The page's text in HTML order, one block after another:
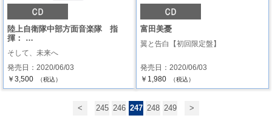
陸上自衛隊中部方面音楽隊 指
揮： …
そして、未来へ
発売日：2020/06/03
￥3,500
（税込）
富田美憂
翼と告白【初回限定盤】
発売日：2020/06/03
￥1,980
（税込）
< 245 246 247 248 249 >